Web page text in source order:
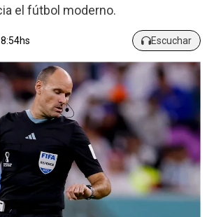
el fútbol moderno.
Escuchar